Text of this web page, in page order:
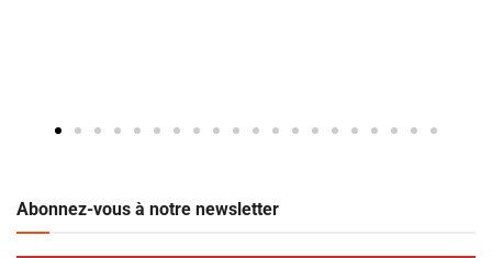
Abonnez-vous à notre newsletter